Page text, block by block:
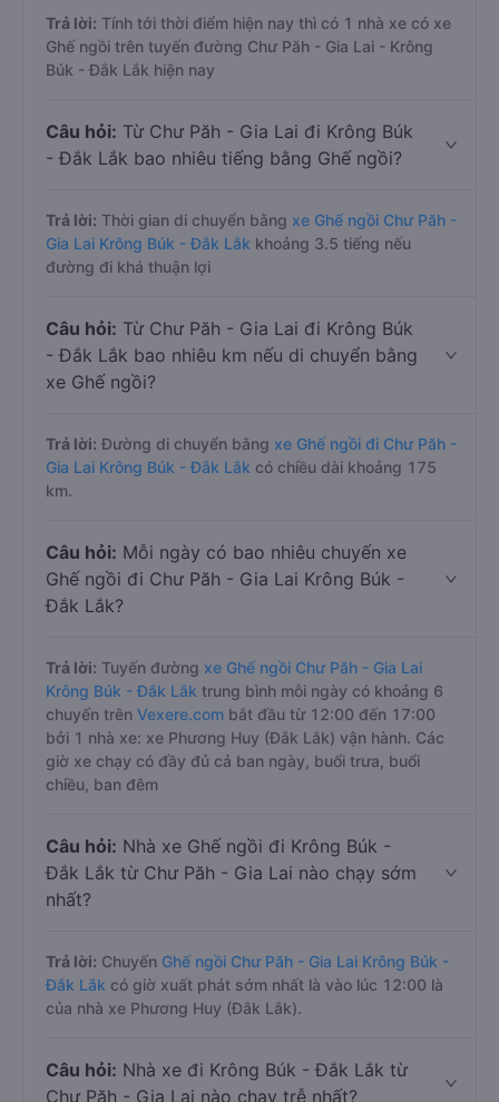
Trả lời: Tính tới thời điểm hiện nay thì có 1 nhà xe có xe
Ghế ngồi trên tuyến đường Chư Păh - Gia Lai - Krông
Búk - Đắk Lắk hiện nay
Câu hỏi: Từ Chư Păh - Gia Lai đi Krông Búk
- Đắk Lắk bao nhiêu tiếng bằng Ghế ngồi?
Trả lời: Thời gian di chuyển bằng xe Ghế ngồi Chư Păh -
Gia Lai Krông Búk - Đắk Lắk khoảng 3.5 tiếng nếu
đường đi khá thuận lợi
Câu hỏi: Từ Chư Păh - Gia Lai đi Krông Búk
- Đắk Lắk bao nhiêu km nếu di chuyển bằng
xe Ghế ngồi?
Trả lời: Đường di chuyển bằng xe Ghế ngồi đi Chư Păh -
Gia Lai Krông Búk - Đắk Lắk có chiều dài khoảng 175
km.
Câu hỏi: Mỗi ngày có bao nhiêu chuyến xe
Ghế ngồi đi Chư Păh - Gia Lai Krông Búk -
Đắk Lắk?
Trả lời: Tuyến đường xe Ghế ngồi Chư Păh - Gia Lai
Krông Búk - Đắk Lắk trung bình mỗi ngày có khoảng 6
chuyến trên Vexere.com bắt đầu từ 12:00 đến 17:00
bởi 1 nhà xe: xe Phương Huy (Đắk Lắk) vận hành. Các
giờ xe chạy có đầy đủ cả ban ngày, buổi trưa, buổi
chiều, ban đêm
Câu hỏi: Nhà xe Ghế ngồi đi Krông Búk -
Đắk Lắk từ Chư Păh - Gia Lai nào chạy sớm
nhất?
Trả lời: Chuyến Ghế ngồi Chư Păh - Gia Lai Krông Búk -
Đắk Lắk có giờ xuất phát sớm nhất là vào lúc 12:00 là
của nhà xe Phương Huy (Đắk Lắk).
Câu hỏi: Nhà xe đi Krông Búk - Đắk Lắk từ
Chư Păh - Gia Lai nào chạy trễ nhất?